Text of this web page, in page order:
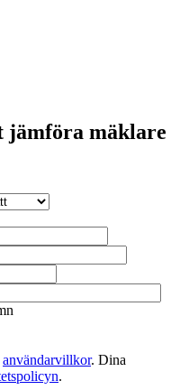
jämföra mäklare
användarvillkor. Dina
.